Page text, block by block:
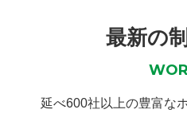
最新の
延べ600社以上の豊富な